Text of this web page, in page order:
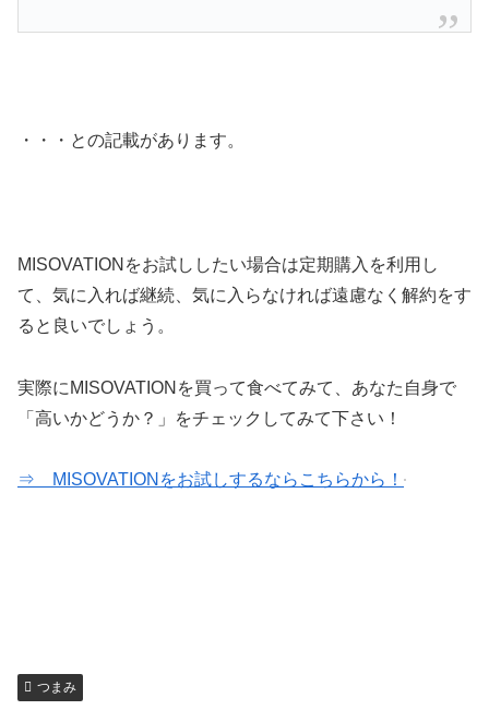
・・・との記載があります。
MISOVATIONをお試ししたい場合は定期購入を利用し
て、気に入れば継続、気に入らなければ遠慮なく解約をす
ると良いでしょう。
実際にMISOVATIONを買って食べてみて、あなた自身で
「高いかどうか？」をチェックしてみて下さい！
⇒ MISOVATIONをお試しするならこちらから！
つまみ